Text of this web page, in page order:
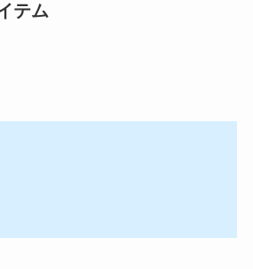
テム